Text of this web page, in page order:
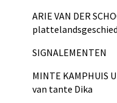
ARIE VAN DER
SIGNALEMENTEN
MINTE
van tante Dika